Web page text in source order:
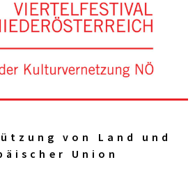
von Land und
Union